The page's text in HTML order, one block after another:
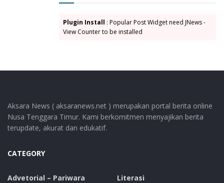
“Dapat juga meningkatkan peran serta pelaku industri
pengembangan sektor pariwisata yang berkelanjutan,”
Tags:
Dinas Pariwisata dan Ekonomi Kreatif Kabupaten Lembata
Festival Lamaholot
Karisma Event Nusantara (KEN)
Plugin Install : Popular Post Widget need JNews -
View Counter to be installed
Aksara News ( aksaranews.net ) merupakan portal berita online
Nusa Tenggara Timur. Kami berkomitmen menyajikan berita
terupdate, akurat dan edukatif.
CATEGORY
Advetorial – Pariwara
Literasi